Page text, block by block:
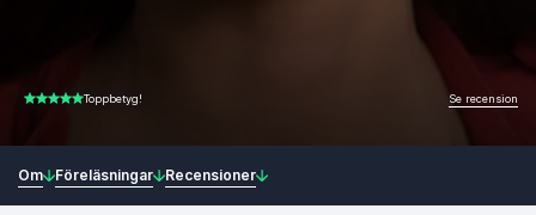
4.83 av 5 Toppbetyg! Se recension
Om Föreläsningar Recensioner